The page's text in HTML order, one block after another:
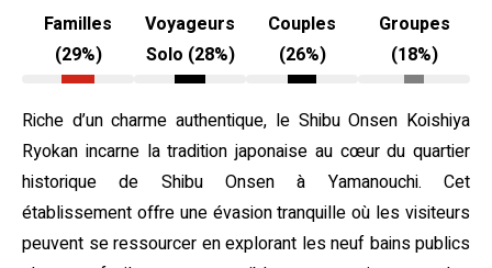
Familles
(29%)
Voyageurs
Solo (28%)
Couples
(26%)
Groupes
(18%)
Riche d’un charme authentique, le Shibu Onsen Koishiya
Ryokan incarne la tradition japonaise au cœur du quartier
historique de Shibu Onsen à Yamanouchi. Cet
établissement offre une évasion tranquille où les visiteurs
peuvent se ressourcer en explorant les neuf bains publics